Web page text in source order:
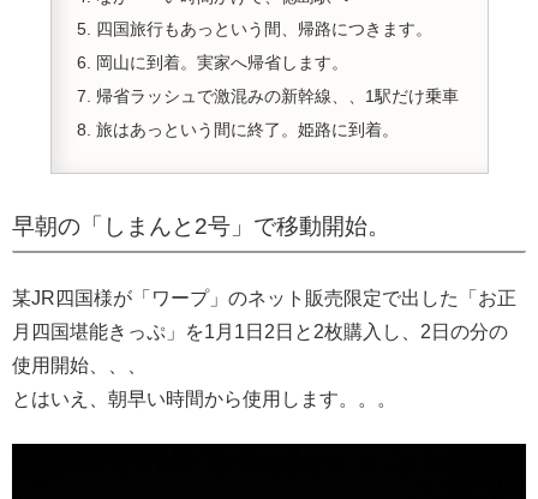
四国旅行もあっという間、帰路につきます。
岡山に到着。実家へ帰省します。
帰省ラッシュで激混みの新幹線、、1駅だけ乗車
旅はあっという間に終了。姫路に到着。
早朝の「しまんと2号」で移動開始。
某JR四国様が「ワープ」のネット販売限定で出した「お正
月四国堪能きっぷ」を1月1日2日と2枚購入し、2日の分の
使用開始、、、
とはいえ、朝早い時間から使用します。。。